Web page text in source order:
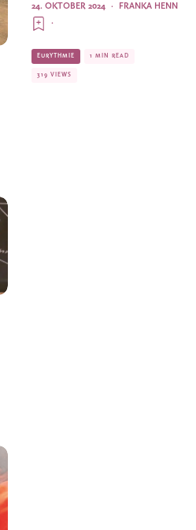
FRANKA HENN
·
24. OKTOBER 2024
·
EURYTHMIE 1 MIN READ
319 VIEWS